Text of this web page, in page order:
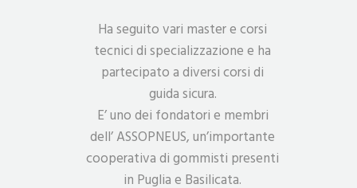
Ha seguito vari master e corsi
tecnici di specializzazione e ha
partecipato a diversi corsi di
guida sicura.
E’ uno dei fondatori e membri
dell’ ASSOPNEUS, un’importante
cooperativa di gommisti presenti
in Puglia e Basilicata.